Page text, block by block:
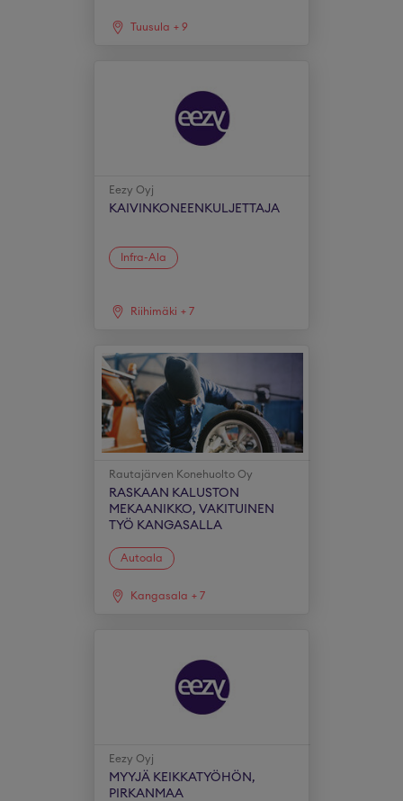
Tuusula + 9
Eezy Oyj
KAIVINKONEENKULJETTAJA
Infra-Ala
Riihimäki + 7
Rautajärven Konehuolto Oy
RASKAAN KALUSTON
MEKAANIKKO, VAKITUINEN
TYÖ KANGASALLA
Autoala
Kangasala + 7
Eezy Oyj
MYYJÄ KEIKKATYÖHÖN,
PIRKANMAA